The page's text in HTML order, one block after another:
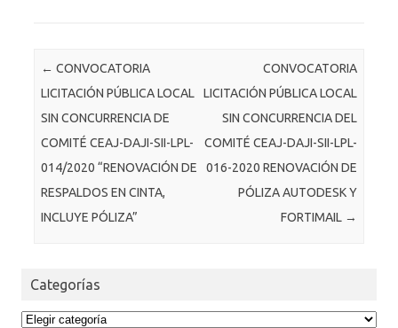
Post navigation
← CONVOCATORIA
LICITACIÓN PÚBLICA LOCAL
SIN CONCURRENCIA DE
COMITÉ CEAJ-DAJI-SII-LPL-
014/2020 “RENOVACIÓN DE
RESPALDOS EN CINTA,
INCLUYE PÓLIZA”
CONVOCATORIA
LICITACIÓN PÚBLICA LOCAL
SIN CONCURRENCIA DEL
COMITÉ CEAJ-DAJI-SII-LPL-
016-2020 RENOVACIÓN DE
PÓLIZA AUTODESK Y
FORTIMAIL →
Categorías
Categorías